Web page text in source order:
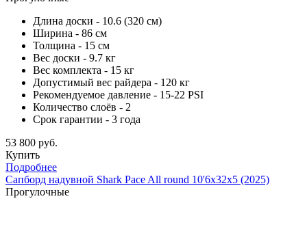
Длина доски - 10.6 (320 см)
Ширина - 86 см
Толщина - 15 см
Вес доски - 9.7 кг
Вес комплекта - 15 кг
Допустимый вес райдера - 120 кг
Рекомендуемое давление - 15-22 PSI
Количество слоёв - 2
Срок гарантии - 3 года
53 800 руб.
Купить
Подробнее
Сапборд надувной Shark Pace All round 10'6x32x5 (2025)
Прогулочные